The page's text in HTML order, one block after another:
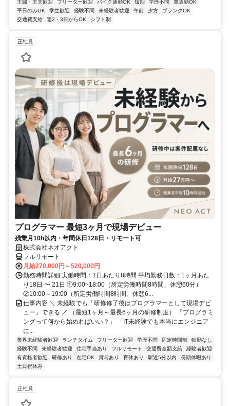
主婦・主夫歓迎
フリーター歓迎 バイク通勤OK 短期 学歴不問
車通勤OK
平日のみOK
学生歓迎 経験不問 未経験者歓迎 午前 夕方
ブランクOK
交通費支給
週2・3日からOK シフト制
正社員
プログラマー 最短3ヶ月で現場デビュー
残業月10h以内・年間休日128日・リモート可
株式会社ネオアクト
フルリモート
月給270,000円～520,000円
勤務時間詳細 実働時間：1日あたり8時間 平均勤務日数：1ヶ月あた
り18日 〜 21日 ①9:00~18:00（所定労働時間8時間、休憩60分）
②10:00～19:00（所定労働時間8時間、休憩6...
仕事内容 ＼ 未経験でも「研修修了後はプログラマーとして現場デビ
ュー」できる ／ （最短1ヶ月～最長6ヶ月の研修制度） 「プログラミ
ングって何から始めればいい？」 「IT未経験でも本当にエンジニア
に...
業界未経験者歓迎 ランチタイム フリーター歓迎 学歴不問 固定時間制
転勤なし
経験不問
未経験者歓迎 住宅手当あり フルリモート 交通費全額支給
経験者歓迎
有資格者歓迎
研修あり 在宅OK 賞与あり 育休あり 駅近5分以内
長期休暇あり
土日祝休み
正社員